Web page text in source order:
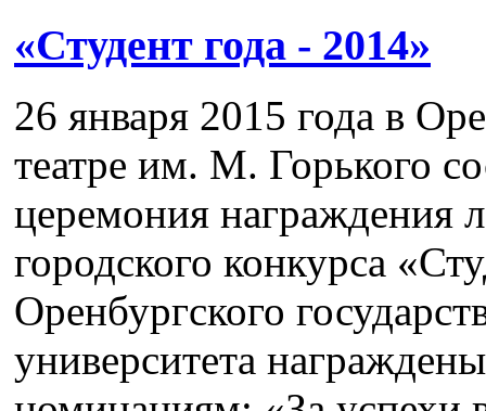
«Студент года - 2014»
26 января 2015 года в
театре им. М. Горького
церемония награждения
городского конкурса
Оренбургского
университета